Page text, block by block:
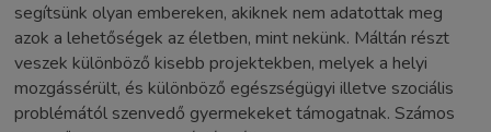
segítsünk olyan embereken, akiknek nem adatottak meg
azok a lehetőségek az életben, mint nekünk. Máltán részt
veszek különböző kisebb projektekben, melyek a helyi
mozgássérült, és különböző egészségügyi illetve szociális
problémától szenvedő gyermekeket támogatnak. Számos